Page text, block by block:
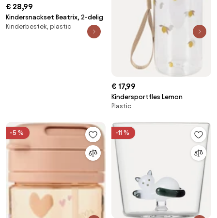
€ 28,99
Kindersnackset Beatrix, 2-delig
Kinderbestek, plastic
€ 17,99
Kindersportfles Lemon
Plastic
-5 % -11 %